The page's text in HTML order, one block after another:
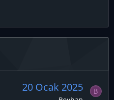
20 Ocak 2025 B